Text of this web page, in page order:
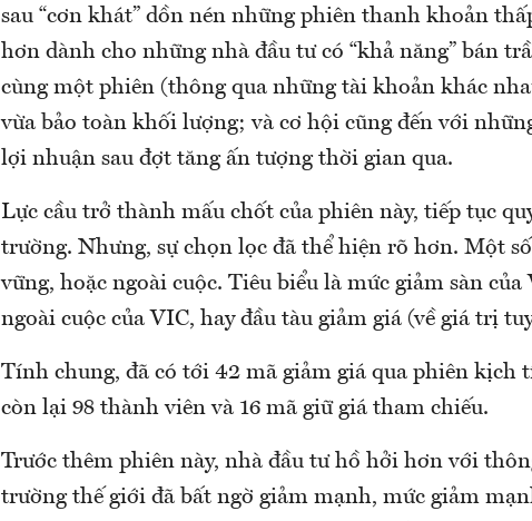
sau “cơn khát” dồn nén những phiên thanh khoản
hơn dành cho những nhà đầu tư có “khả năng” bán
cùng một phiên (thông qua những tài khoản khác
vừa bảo toàn khối lượng; và cơ hội cũng đến với
lợi nhuận sau đợt tăng ấn tượng thời gian qua.
Lực cầu trở thành mấu chốt của phiên này, tiếp tục
trường. Nhưng, sự chọn lọc đã thể hiện rõ hơn. Một
vững, hoặc ngoài cuộc. Tiêu biểu là mức giảm sàn
ngoài cuộc của VIC, hay đầu tàu giảm giá (về giá trị
Tính chung, đã có tới 42 mã giảm giá qua phiên kịch
còn lại 98 thành viên và 16 mã giữ giá tham chiếu.
Trước thêm phiên này, nhà đầu tư hồ hởi hơn với
trường thế giới đã bất ngờ giảm mạnh, mức giảm